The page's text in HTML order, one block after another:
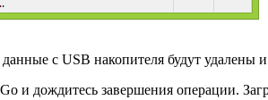
с USB накопителя будут удалены
и дождитесь завершения операции.